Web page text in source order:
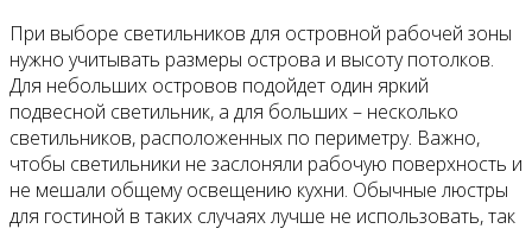
При выборе светильников для островной рабочей зоны
нужно учитывать размеры острова и высоту потолков.
Для небольших островов подойдет один яркий
подвесной светильник, а для больших – несколько
светильников, расположенных по периметру. Важно,
чтобы светильники не заслоняли рабочую поверхность и
не мешали общему освещению кухни. Обычные люстры
для гостиной в таких случаях лучше не использовать, так